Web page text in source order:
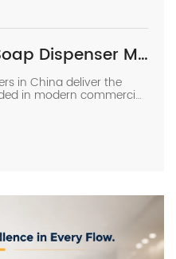
Top 10 Automatic Soap Dispenser Manufacturers in China
in China deliver the
in modern commercial
first and foremost. In
failure of one sensor
makes the floor
of suppliers depending